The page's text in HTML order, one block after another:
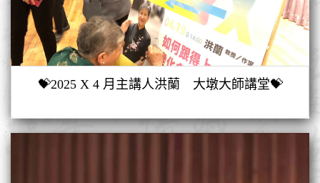
💝2025 X 4 月主講人洪蘭 大墩大師講堂💝